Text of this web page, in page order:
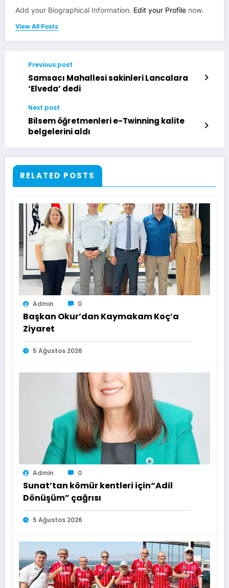
Add your Biographical Information. Edit your Profile now.
View All Posts
Previous post
Samsacı Mahallesi sakinleri Lancalara
‘Elveda’ dedi
Next post
Bilsem öğretmenleri e-Twinning kalite
belgelerini aldı
RELATED POSTS
Admin 0
Başkan Okur’dan Kaymakam Koç’a
Ziyaret
5 Ağustos 2026
Admin 0
Sunat’tan kömür kentleri için“Adil
Dönüşüm” çağrısı
5 Ağustos 2026